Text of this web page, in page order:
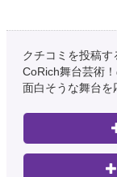
クチコミを投稿す
CoRich舞台芸術
面白そうな舞台を